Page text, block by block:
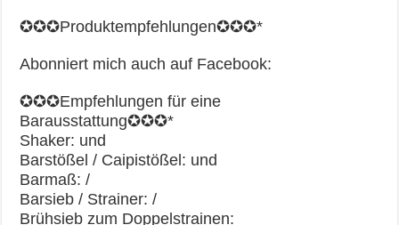
✪✪✪Produktempfehlungen✪✪✪*
Abonniert mich auch auf Facebook:
✪✪✪Empfehlungen für eine
Barausstattung✪✪✪*
Shaker: und
Barstößel / Caipistößel: und
Barmaß: /
Barsieb / Strainer: /
Brühsieb zum Doppelstrainen: